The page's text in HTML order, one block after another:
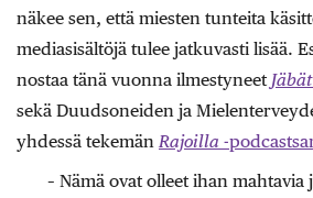
näkee sen, että miesten tunteita
mediasisältöjä tulee jatkuvasti lisää.
nostaa tänä vuonna ilmestyneet
sekä Duudsoneiden ja
yhdessä tekemän Rajoilla -
– Nämä ovat olleet ihan